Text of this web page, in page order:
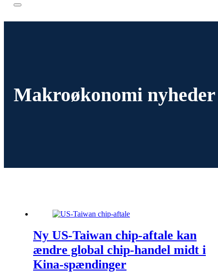
Makroøkonomi nyheder
Ny US-Taiwan chip-aftale kan
ændre global chip-handel midt i
Kina-spændinger